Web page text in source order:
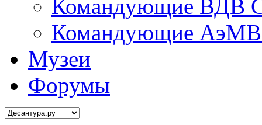
Командующие ВДВ
Командующие АэМВ
Музеи
Форумы